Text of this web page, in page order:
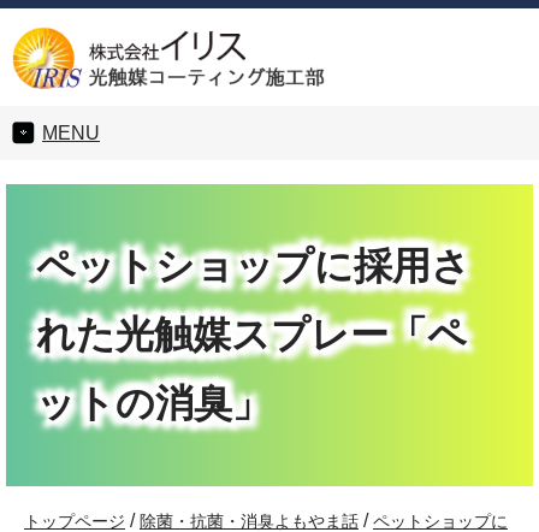
MENU
ペットショップに採用さ
れた光触媒スプレー「ペ
ットの消臭」
トップページ / 除菌・抗菌・消臭よもやま話 /ペットショップに